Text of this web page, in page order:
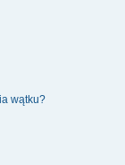
wątku?